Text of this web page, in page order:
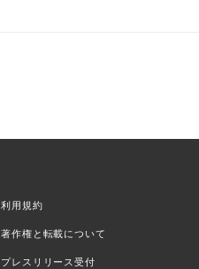
利用規約
著作権と転載について
プレスリリース受付